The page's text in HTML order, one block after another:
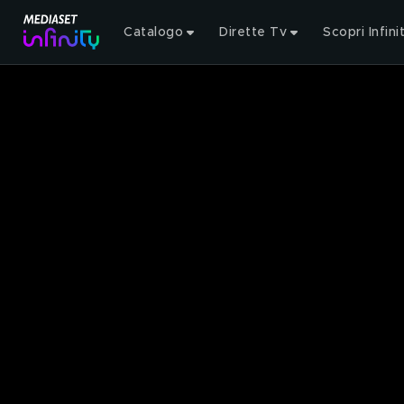
Catalogo Dirette Tv Scopri